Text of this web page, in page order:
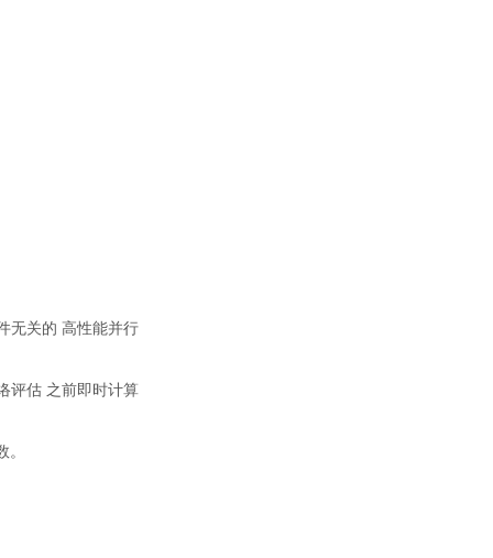
无关的 高性能并行
评估 之前即时计算
。